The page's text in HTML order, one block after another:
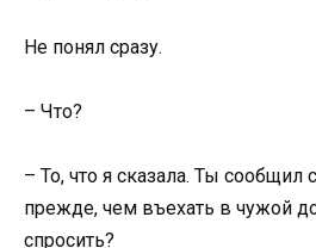
Не понял сразу.
– Что?
– То, что я сказала. Ты сообщил
прежде, чем въехать в чужой
спросить?